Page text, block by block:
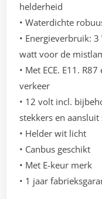
helderheid
• Waterdichte
• Energieverbruik:
watt voor de
• Met ECE. E11.
verkeer
• 12 volt incl.
stekkers en aansluit
• Helder wit licht
• Canbus geschikt
• Met E-keur merk
• 1 jaar